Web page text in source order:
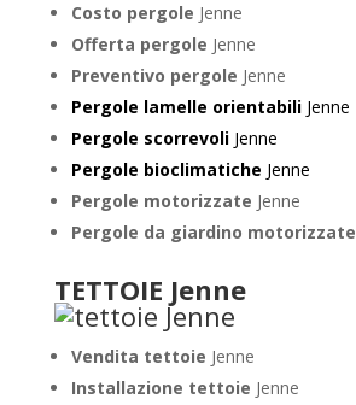
Costo pergole Jenne
Offerta pergole Jenne
Preventivo pergole Jenne
Pergole lamelle orientabiliJenne
Pergole scorrevoliJenne
Pergole bioclimatiche Jenne
Pergole motorizzate Jenne
Pergole da giardino motorizzate
TETTOIE Jenne
Vendita tettoie Jenne
Installazione tettoie Jenne